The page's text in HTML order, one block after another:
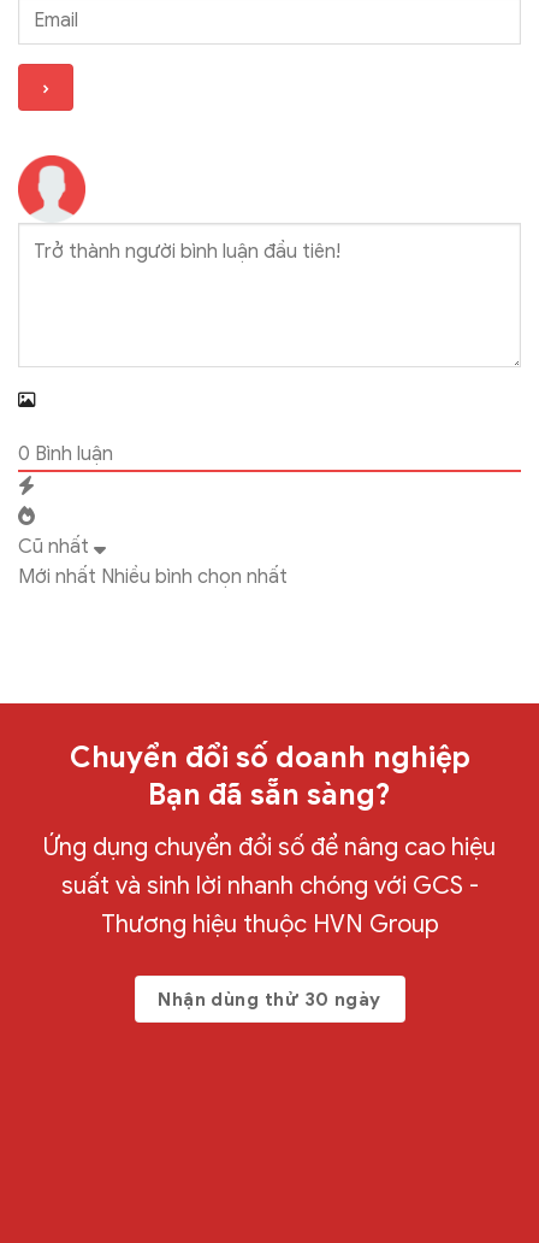
0 Bình luận
Cũ nhất
Mới nhất Nhiều bình chọn nhất
Chuyển đổi số doanh nghiệp
Bạn đã sẵn sàng?
Ứng dụng chuyển đổi số để nâng cao hiệu
suất và sinh lời nhanh chóng với GCS -
Thương hiệu thuộc HVN Group
Nhận dùng thử 30 ngày